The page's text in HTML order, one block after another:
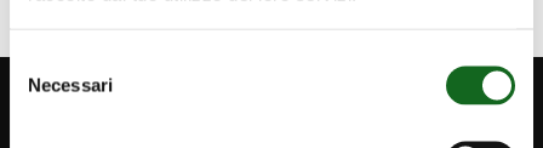
Selezione
delNecessari